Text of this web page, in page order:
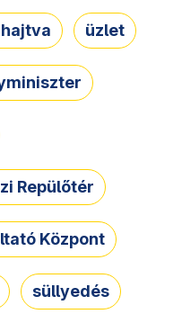
üzlet
Repülőtér
Központ
süllyedés